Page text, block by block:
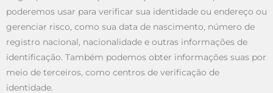
poderemos usar para verificar sua identidade ou endereço ou
gerenciar risco, como sua data de nascimento, número de
registro nacional, nacionalidade e outras informações de
identificação. Também podemos obter informações suas por
meio de terceiros, como centros de verificação de
identidade.